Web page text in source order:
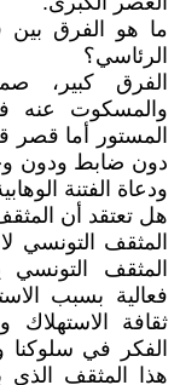
ما هو الفرق
الرئاسي؟
الفرق كبير،
والمسكوت عنه
المستور أما
دون ضابط ودون
ودعاة الفتنة
هل تعتقد أن
المثقف التونسي
المثقف
فعالية بسبب
ثقافة الاستهلاك
الفكر في سلوكنا
هذا المثقف الذي